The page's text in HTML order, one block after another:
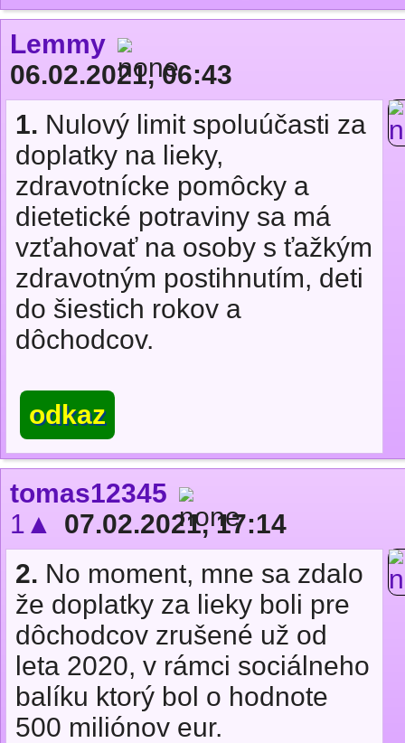
Lemmy
06.02.2021, 06:43
1. Nulový limit spoluúčasti za
doplatky na lieky,
zdravotnícke pomôcky a
dietetické potraviny sa má
vzťahovať na osoby s ťažkým
zdravotným postihnutím, deti
do šiestich rokov a
dôchodcov.
odkaz
tomas12345
1▲
07.02.2021, 17:14
2. No moment, mne sa zdalo
že doplatky za lieky boli pre
dôchodcov zrušené už od
leta 2020, v rámci sociálneho
balíku ktorý bol o hodnote
500 miliónov eur.